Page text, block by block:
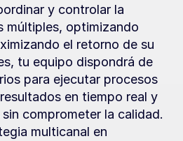
y controlar la
múltiples, optimizando
el retorno de su
tu equipo dispondrá de
para ejecutar procesos
en tiempo real y
comprometer la calidad.
multicanal en